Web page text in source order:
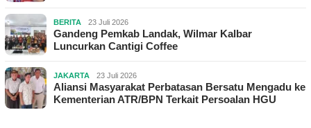
BERITA 23 Juli 2026
Gandeng Pemkab Landak, Wilmar Kalbar
Luncurkan Cantigi Coffee
JAKARTA 23 Juli 2026
Aliansi Masyarakat Perbatasan Bersatu Mengadu ke
Kementerian ATR/BPN Terkait Persoalan HGU